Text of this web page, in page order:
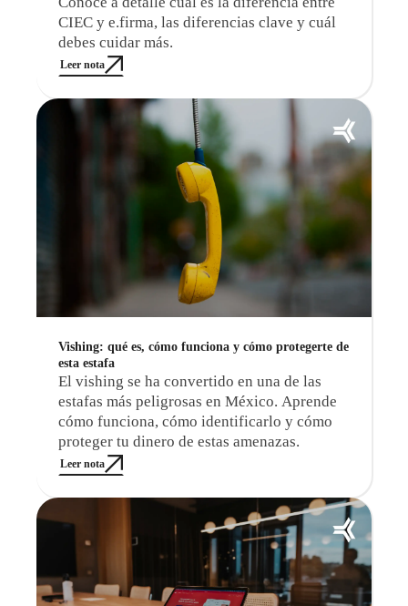
CIEC y e.firma, las diferencias clave y cuál
debes cuidar más.
Leer nota
Vishing: qué es, cómo funciona y cómo protegerte de
esta estafa
El vishing se ha convertido en una de las
estafas más peligrosas en México. Aprende
cómo funciona, cómo identificarlo y cómo
proteger tu dinero de estas amenazas.
Leer nota